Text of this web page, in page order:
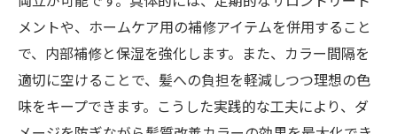
メントや、ホームケア用の補修アイテムを併用すること
で、内部補修と保湿を強化します。また、カラー間隔を
適切に空けることで、髪への負担を軽減しつつ理想の色
味をキープできます。こうした実践的な工夫により、ダ